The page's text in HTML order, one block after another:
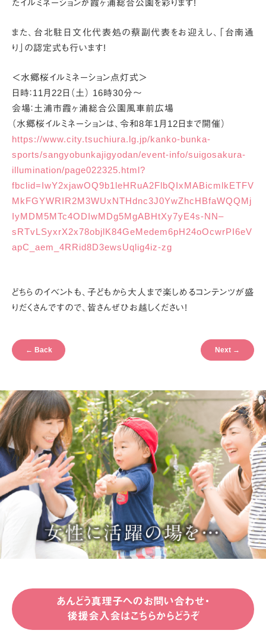
たイルミネーションが霞ヶ浦総合公園を彩ります!
また、台北駐日文化代表処の蔡副代表をお迎えし、
「台南通
り」の認定式も行います!
＜水郷桜イルミネーション点灯式＞
日時：11月22日（土） 16時30分～
会場：土浦市霞ヶ浦総合公園風車前広場
（水郷桜イルミネーションは、令和8年1月12日まで開催）
https://www.city.tsuchiura.lg.jp/kanko-bunka-
sports/sangyobunkajigyodan/event-info/suigosakura-
illumination/page022325.html?
fbclid=IwY2xjawOQ9b1leHRuA2FlbQIxMABicmlkETFV
MkFGYWRIR2M3WUxNTHdnc3J0YwZhcHBfaWQQMj
IyMDM5MTc4ODIwMDg5MgABHtXy7yE4s-NN–
sRTvLSyxrX2x78objlK84GeMedem6pH24oOcwrPI6eV
apC_aem_4RRid8D3ewsUqlig4iz-zg
どちらのイベントも、子どもから大人まで楽しめるコンテンツが盛
りだくさんですので、皆さんぜひお越しください!
← Back Next →
あんどう真理子へのお問い合わせ・
後援会入会はこちらからどうぞ